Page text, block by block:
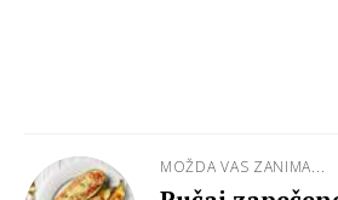
MOŽDA VAS ZANIMA...